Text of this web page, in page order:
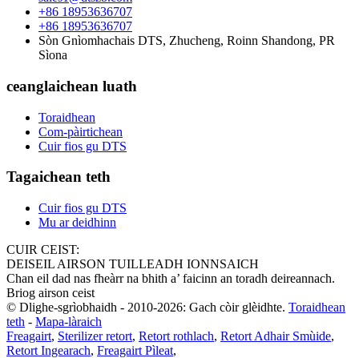
+86 18953636707
+86 18953636707
Sòn Gnìomhachais DTS, Zhucheng, Roinn Shandong, PR
Sìona
ceanglaichean luath
Toraidhean
Com-pàirtichean
Cuir fios gu DTS
Tagaichean teth
Cuir fios gu DTS
Mu ar deidhinn
CUIR CEIST:
DEISEIL AIRSON TUILLEADH IONNSAICH
Chan eil dad nas fheàrr na bhith a’ faicinn an toradh deireannach.
Briog airson ceist
© Dlighe-sgrìobhaidh - 2010-2026: Gach còir glèidhte. Toraidhean
teth - Mapa-làraich
Freagairt, Sterilizer retort, Retort rothlach, Retort Adhair Smùide,
Retort Ingearach, Freagairt Pìleat,